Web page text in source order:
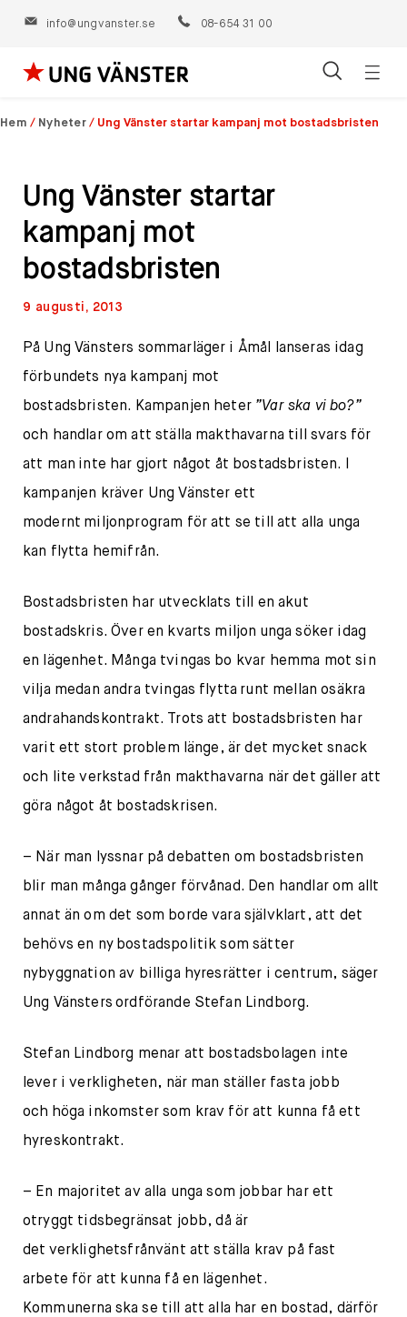
info@ungvanster.se 08-654 31 00
Hoppa
till
Hem / Nyheter / Ung Vänster startar kampanj mot bostadsbristen
Ung Vänster startar
kampanj mot
bostadsbristen
9 augusti, 2013
På Ung Vänsters sommarläger i Åmål lanseras idag
förbundets nya kampanj mot
bostadsbristen. Kampanjen heter ”Var ska vi bo?”
och handlar om att ställa makthavarna till svars för
att man inte har gjort något åt bostadsbristen. I
kampanjen kräver Ung Vänster ett
modernt miljonprogram för att se till att alla unga
kan flytta hemifrån.
Bostadsbristen har utvecklats till en akut
bostadskris. Över en kvarts miljon unga söker idag
en lägenhet. Många tvingas bo kvar hemma mot sin
vilja medan andra tvingas flytta runt mellan osäkra
andrahandskontrakt. Trots att bostadsbristen har
varit ett stort problem länge, är det mycket snack
och lite verkstad från makthavarna när det gäller att
göra något åt bostadskrisen.
– När man lyssnar på debatten om bostadsbristen
blir man många gånger förvånad. Den handlar om allt
annat än om det som borde vara självklart, att det
behövs en ny bostadspolitik som sätter
nybyggnation av billiga hyresrätter i centrum, säger
Ung Vänsters ordförande Stefan Lindborg.
Stefan Lindborg menar att bostadsbolagen inte
lever i verkligheten, när man ställer fasta jobb
och höga inkomster som krav för att kunna få ett
hyreskontrakt.
– En majoritet av alla unga som jobbar har ett
otryggt tidsbegränsat jobb, då är
det verklighetsfrånvänt att ställa krav på fast
arbete för att kunna få en lägenhet.
Kommunerna ska se till att alla har en bostad, därför